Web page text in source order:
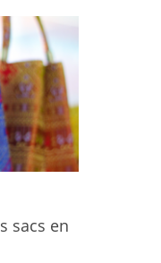
sacs en